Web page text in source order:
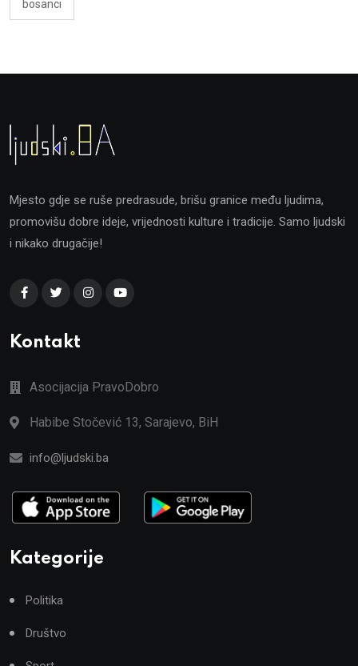
bosanci
Mjesto gdje se ruše predrasude, brišu granice među ljudima,
promovišu dobre ideje, vrijednosti kulture i tradicije. Samo ljudski
i nikako drugačije!
Kontakt
Asocijacija PravoDobro
Habibe Stočević 13, Sarajevo, BiH
info@ljudski.ba
Kategorije
Politika
Društvo